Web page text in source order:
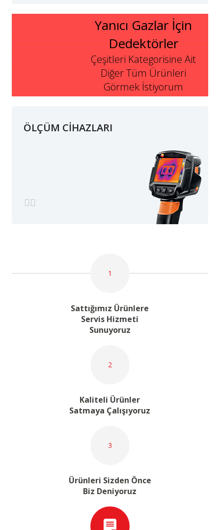
Yanıcı Gazlar İçin
Dedektörler
Çeşitleri Kategorisine Ait
Diğer Tüm Ürünleri
Görmek İstiyorum
ÖLÇÜM CİHAZLARI
1
Sattığımız Ürünlere
Servis Hizmeti
Sunuyoruz
2
Kaliteli Ürünler
Satmaya Çalışıyoruz
3
Ürünleri Sizden Önce
Biz Deniyoruz